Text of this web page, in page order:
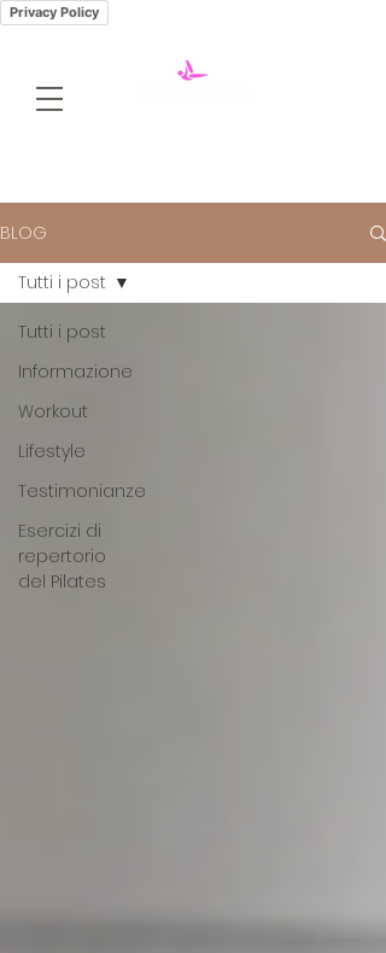
Privacy Policy
BLOG
Tutti i post
Informazione
Workout
Lifestyle
Testimonianze
Esercizi di
repertorio
del Pilates
Tutti i post